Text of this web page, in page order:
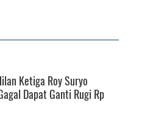
Ketiga Roy Suryo
Dapat Ganti Rugi Rp